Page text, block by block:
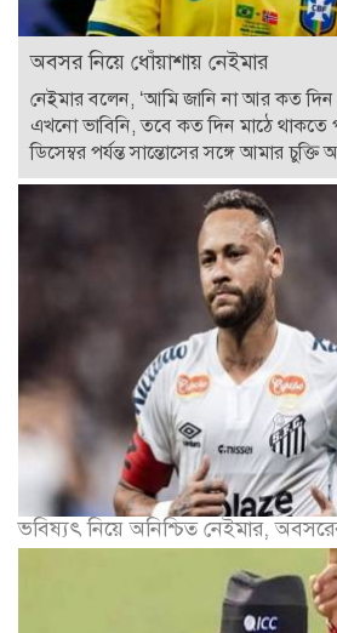
অবসর নিয়ে ধোঁয়াশায় নেইমার
নেইমার বলেন, ‘আমি জানি না আর কত
এখনো ভাবিনি, তবে কত দিন মাঠে থাকতে
ডিসেম্বর পর্যন্ত সান্তোসের সঙ্গে আমার
ভবিষ্যৎ নিয়ে অনিশ্চিত নেইমার,